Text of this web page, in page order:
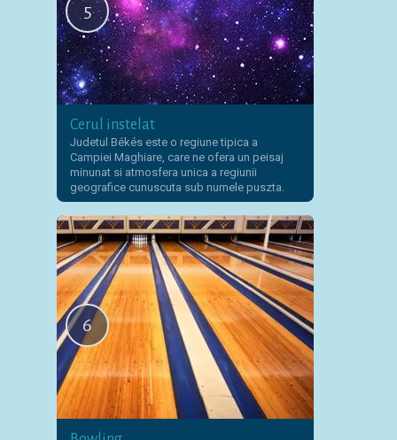
5
Cerul instelat
Judetul Békés este o regiune tipica a
Campiei Maghiare, care ne ofera un peisaj
minunat si atmosfera unica a regiunii
geografice cunuscuta sub numele puszta.
6